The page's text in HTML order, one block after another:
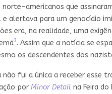
americanos que
para um genocídio
era, na realidade, uma
3. Assim que a notícia se
os descendentes dos
fui a única a receber
por Minor Detail na Feira